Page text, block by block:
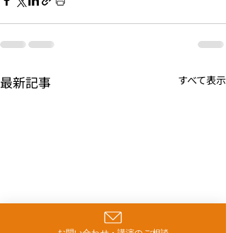
最新記事 すべて表示